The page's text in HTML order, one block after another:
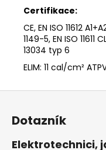
Certifikace:
CE, EN ISO 11612
1149-5, EN ISO 11611
13034 typ 6
ELIM: 11 cal/cm²
Z
Dotazník
Elektrotechnici,